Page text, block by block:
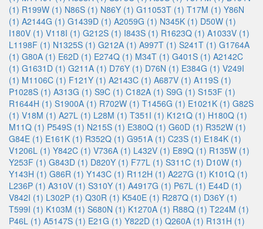
(1) R199W (1) N86S (1) N86Y (1) G11053T (1) T17M (1) Y86N
(1) A2144G (1) G1439D (1) A2059G (1) N345K (1) D50W (1)
I180V (1) V118I (1) G212S (1) I843S (1) R1623Q (1) A1033V (1)
L1198F (1) N1325S (1) G212A (1) A997T (1) S241T (1) G1764A
(1) G80A (1) E62D (1) E274Q (1) M34T (1) G401S (1) A2142C
(1) G1631D (1) G211A (1) D76Y (1) D76N (1) E384G (1) V249I
(1) M1106C (1) F121Y (1) A2143C (1) A687V (1) A119S (1)
P1028S (1) A313G (1) S9C (1) C182A (1) S9G (1) S153F (1)
R1644H (1) S1900A (1) R702W (1) T1456G (1) E1021K (1) G82S
(1) V18M (1) A27L (1) L28M (1) T351I (1) K121Q (1) H180Q (1)
M11Q (1) P549S (1) N215S (1) E380Q (1) G60D (1) R352W (1)
G84E (1) E161K (1) R352Q (1) G951A (1) C23S (1) E184K (1)
V1206L (1) Y842C (1) V736A (1) L432V (1) E89Q (1) R135W (1)
Y253F (1) G843D (1) D820Y (1) F77L (1) S311C (1) D10W (1)
Y143H (1) G86R (1) Y143C (1) R112H (1) A227G (1) K101Q (1)
L236P (1) A310V (1) S310Y (1) A4917G (1) P67L (1) E44D (1)
V842I (1) L302P (1) Q30R (1) K540E (1) R287Q (1) D36Y (1)
T599I (1) K103M (1) S680N (1) K1270A (1) R88Q (1) T224M (1)
P46L (1) A5147S (1) E21G (1) Y822D (1) Q260A (1) R131H (1)